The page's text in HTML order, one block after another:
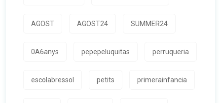
AGOST AGOST24 SUMMER24
0A6anys pepepeluquitas perruqueria
escolabressol petits primerainfancia